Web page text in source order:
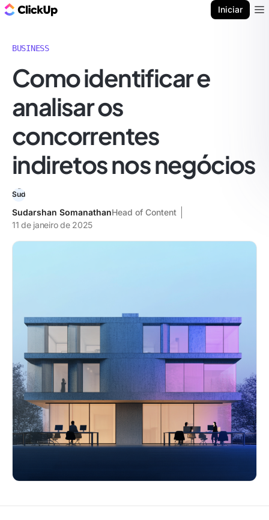
Iniciar
BUSINESS
Como identificar e
analisar os
concorrentes
indiretos nos negócios
Sudarshan SomanathanHead of Content
11 de janeiro de 2025